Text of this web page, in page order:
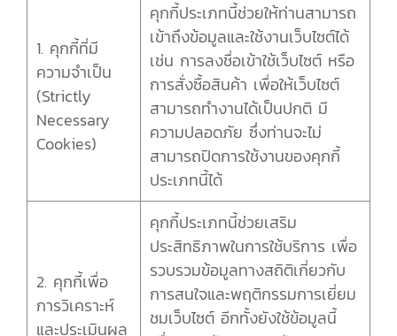
1. คุกกี้ที่มี
ความจำเป็น
(Strictly
Necessary
Cookies)
คุกกี้ประเภทนี้ช่วยให้ท่านสามารถ
เข้าถึงข้อมูลและใช้งานเว็บไซต์ได้
เช่น การลงชื่อเข้าใช้เว็บไซต์ หรือ
การสั่งซื้อสินค้า เพื่อให้เว็บไซต์
สามารถทำงานได้เป็นปกติ มี
ความปลอดภัย ซึ่งท่านจะไม่
สามารถปิดการใช้งานของคุกกี้
ประเภทนี้ได้
2. คุกกี้เพื่อ
การวิเคราะห์
และประเมินผล
คุกกี้ประเภทนี้ช่วยเสริม
ประสิทธิภาพในการใช้บริการ เพื่อ
รวบรวมข้อมูลทางสถิติเกี่ยวกับ
การสนใจและพฤติกรรมการเยี่ยม
ชมเว็บไซต์ อีกทั้งยังใช้ข้อมูลนี้